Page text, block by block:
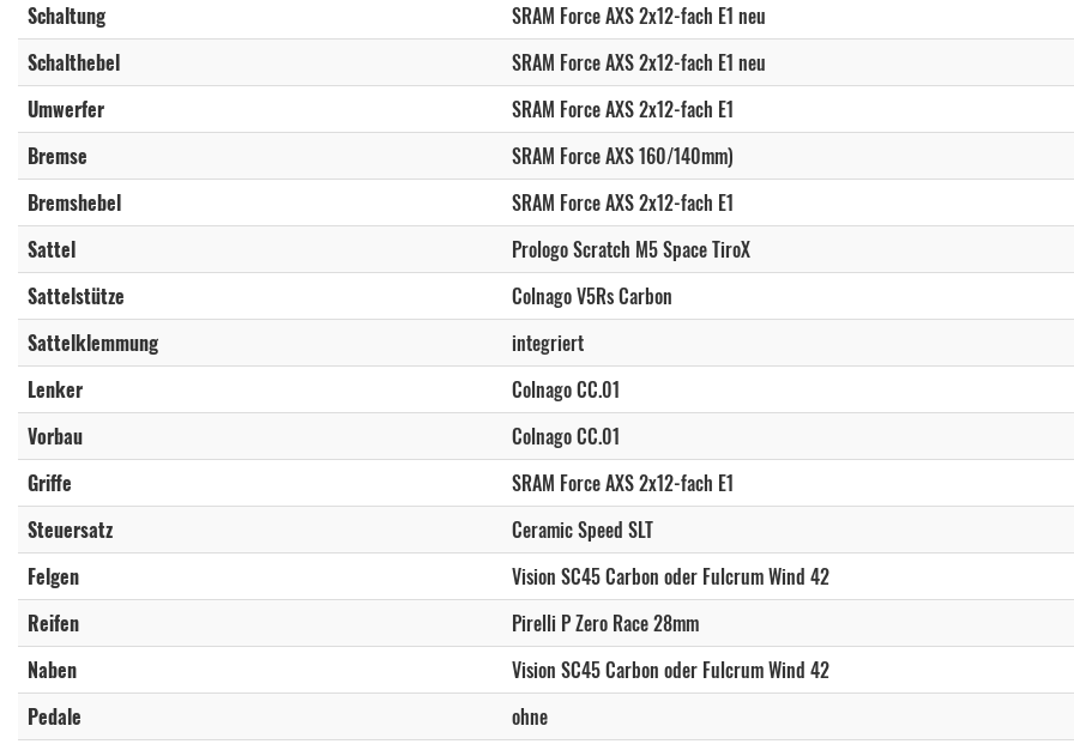
530 SDM5 Vision SC45 oder Fulcrum
530 VRBK Vision SC45 oder Fulcrum
530 VRWB Vision SC45 oder Fulcrum
550 VRBK Vision SC45 oder Fulcrum
550 VRWB Vision SC45 oder Fulcrum
Schaltung
SRAM Force AXS 2x12-fach E1 neu
Schalthebel
SRAM Force AXS 2x12-fach E1 neu
Umwerfer
SRAM Force AXS 2x12-fach E1
Bremse
SRAM Force AXS 160/140mm)
Bremshebel
SRAM Force AXS 2x12-fach E1
Sattel
Prologo Scratch M5 Space TiroX
Sattelstütze
Colnago V5Rs Carbon
Sattelklemmung
integriert
Lenker
Colnago CC.01
Vorbau
Colnago CC.01
Griffe
SRAM Force AXS 2x12-fach E1
Steuersatz
Ceramic Speed SLT
Felgen
Vision SC45 Carbon oder Fulcrum Wind 42
Reifen
Pirelli P Zero Race 28mm
Naben
Vision SC45 Carbon oder Fulcrum Wind 42
Pedale
ohne